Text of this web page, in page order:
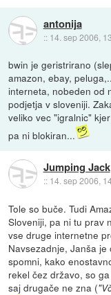
antonija
:: 14. sep 2006,
bwin je geristrirano
amazon, ebay,
interneta, nobeden od
podjetja v sloveniji.
veliko vec "igralnic"
pa ni blokiran...
Jumping Jack
:: 14. sep 2006,
Tole so buče. Tudi
Sloveniji, pa ni tu prav
vse druge internetne
Navsezadnje, Janša
spomni, kako
rekel čez državo, so
saj drugače ne zna (